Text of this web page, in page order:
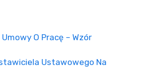
O Pracę – Wzór
Ustawowego Na